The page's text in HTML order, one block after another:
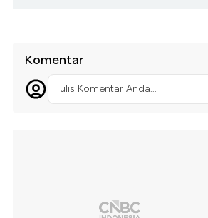
Komentar
Tulis Komentar Anda...